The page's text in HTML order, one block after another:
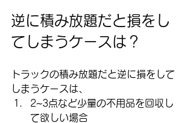
逆に積み放題だと損をし
てしまうケースは？
トラックの積み放題だと逆に損をして
しまうケースは、
2~3点など少量の不用品を回収し
て欲しい場合